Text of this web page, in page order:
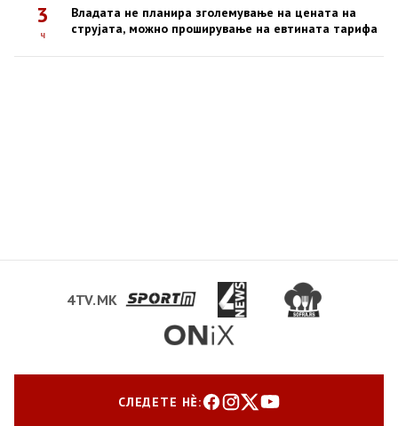
3
ч
Владата не планира зголемување на цената на
струјата, можно проширување на евтината тарифа
4TV.MK
СЛЕДЕТЕ НЀ: